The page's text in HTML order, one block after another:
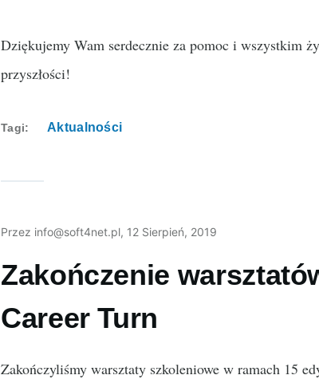
Dziękujemy Wam serdecznie za pomoc i wszystkim
przyszłości!
Tagi Aktualności
Przez info@soft4net.pl, 12 Sierpień, 2019
Zakończenie
Career Turn
Zakończyliśmy warsztaty szkoleniowe w ramach 15